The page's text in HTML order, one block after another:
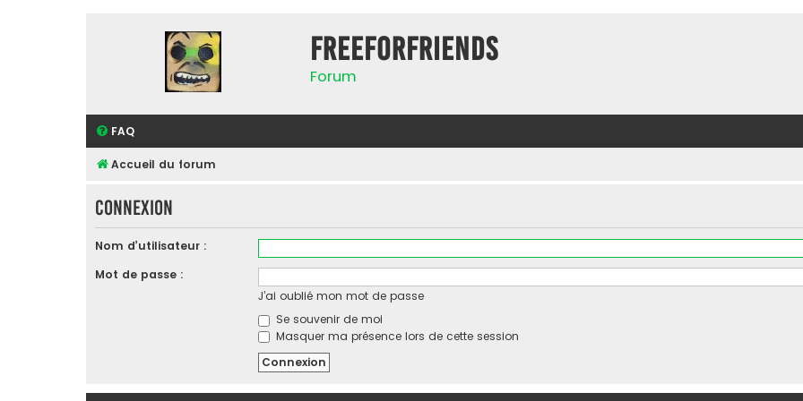
FreeForFriends
Forum
FAQ
Accueil du forum
Connexion
Nom d’utilisateur :
Mot de passe :
J’ai oublié mon mot de passe
Se souvenir de moi
Masquer ma présence lors de cette session